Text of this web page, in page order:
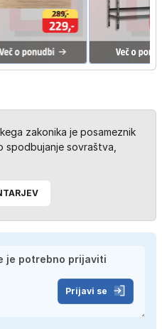
zakonika je posameznik
spodbujanje sovraštva,
Prijavi se